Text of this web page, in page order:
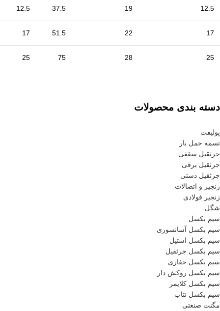
دسته بندی محصولات
پولیفت
تسمه حمل بار
جرثقیل سقفی
جرثقیل برقی
جرثقیل دستی
زنجیر و اتصالات
زنجیر فولادی
شگل
سیم بکسل
سیم بکسل آسانسوری
سیم بکسل استیل
سیم بکسل جرثقیل
سیم بکسل حفاری
سیم بکسل روکش دار
سیم بکسل کلایمر
سیم بکسل نتاب
مگنت صنعتی
12.5
19
37.5
12.5
17
22
51.5
17
25
28
75
25